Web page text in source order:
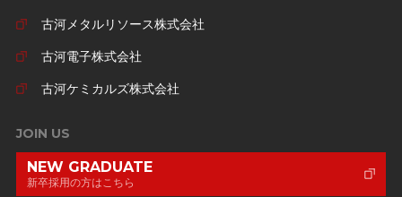
古河メタルリソース株式会社
古河電子株式会社
古河ケミカルズ株式会社
JOIN US
NEW GRADUATE
新卒採用の方はこちら